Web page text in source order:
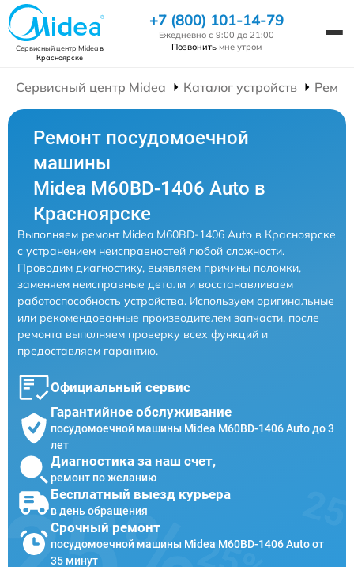
Сервисный центр Mideaв
Красноярске
+7 (800) 101-14-79
Ежедневно с 9:00 до 21:00
Позвонить мне утром
Сервисный центр Midea Каталог устройств
Ремонт посудомоечной
машины
Midea M60BD-1406 Auto в
Красноярске
Выполняем ремонт Midea M60BD-1406 Auto в Красноярске
с устранением неисправностей любой сложности.
Проводим диагностику, выявляем причины поломки,
заменяем неисправные детали и восстанавливаем
работоспособность устройства. Используем оригинальные
или рекомендованные производителем запчасти, после
ремонта выполняем проверку всех функций и
предоставляем гарантию.
Официальный сервис
Гарантийное обслуживание
посудомоечной машины Midea M60BD-1406 Auto до 3
лет
Диагностика за наш счет,
ремонт по желанию
Бесплатный выезд курьера
в день обращения
Срочный ремонт
посудомоечной машины Midea M60BD-1406 Auto от
35 минут